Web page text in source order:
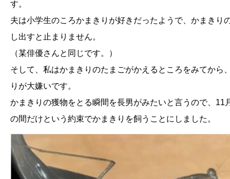
す。
夫は小学生のころかまきりが好きだったようで、かまきり
し出すと止まりません。
（某俳優さんと同じです。）
そして、私はかまきりのたまごがかえるところをみてから
りが大嫌いです。
かまきりの獲物をとる瞬間を長男がみたいと言うので、11
の間だけという約束でかまきりを飼うことにしました。